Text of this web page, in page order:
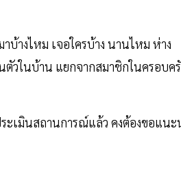
บ้างไหม เจอใครบ้าง นานไหม ห่าง
วในบ้าน แยกจากสมาชิกในครอบค
ะเมินสถานการณ์แล้ว คงต้องขอแนะ